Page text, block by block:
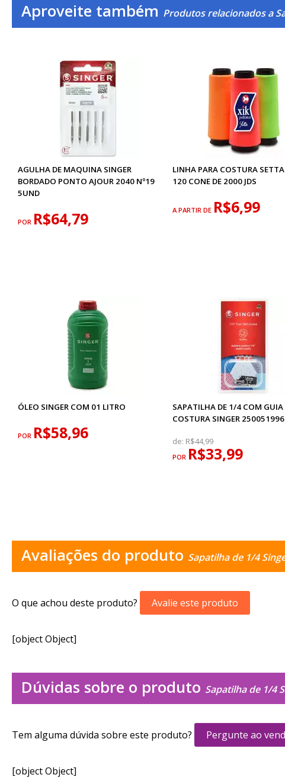
Aproveite também Produtos relacionados a
AGULHA DE MAQUINA SINGER
BORDADO PONTO AJOUR 2040 Nº19
5UND
POR R$64,79
LINHA PARA COSTURA
120 CONE DE 2000 JDS
A PARTIR DE R$6,99
ÓLEO SINGER COM 01 LITRO
POR R$58,96
SAPATILHA DE 1/4 COM GUIA
COSTURA SINGER 250051996
de: R$44,99
POR R$33,99
Avaliações do produto Sapatilha de 1/4
O que achou deste produto? Avalie este produto
[object Object]
Dúvidas sobre o produto Sapatilha de 1/4
Tem alguma dúvida sobre este produto? Pergunte ao
[object Object]